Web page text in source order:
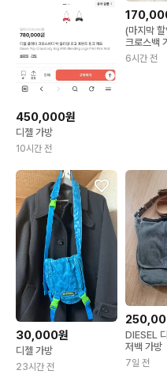
450,000원
디젤 가방
10시간 전
(마지막
크로스백
6시간 전
30,000원
디젤 가방
23시간 전
DIESEL
저백 가방
7일 전